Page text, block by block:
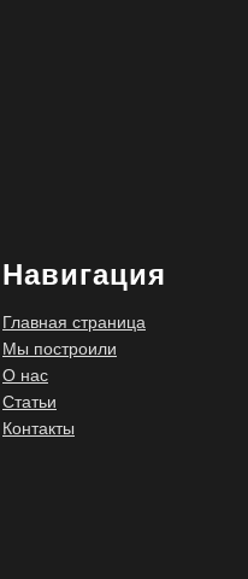
Навигация
Главная страница
Мы построили
О нас
Статьи
Контакты